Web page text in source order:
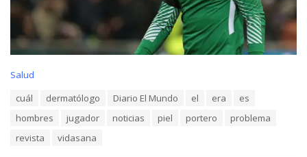
C
Salud
cuál dermatólogo Diario El Mundo el era
es
hombres
jugador noticias piel portero
problema
revista
vidasana